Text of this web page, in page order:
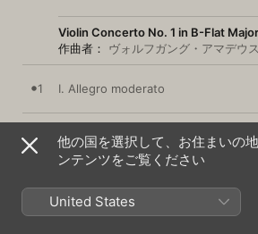
Violin Concerto No. 1 in B-Flat
作曲者：
ヴォルフガング・アマデウス
1 I. Allegro moderato
2 II. Adagio
3 III. Presto
他の国を選択して、お住まいの
ンテンツをご覧ください
United States